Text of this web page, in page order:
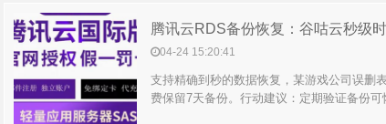
腾讯云RDS备份恢复：谷咕云秒级
04-24 15:20:41
支持精确到秒的数据恢复，某游戏公司误删
费保留7天备份。行动建议：定期验证备份可